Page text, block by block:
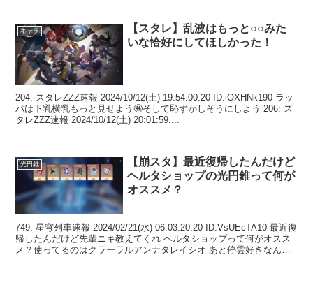
キャラ
【スタレ】乱波はもっと○○みた
いな恰好にしてほしかった！
204: スタレZZZ速報 2024/10/12(土) 19:54:00.20 ID:iOXHNk190 ラッ
パは下乳横乳もっと見せよう🤩そして恥ずかしそうにしよう 206: ス
タレZZZ速報 2024/10/12(土) 20:01:59....
光円錐
【崩スタ】最近復帰したんだけど
ヘルタショップの光円錐って何が
オススメ？
749: 星穹列車速報 2024/02/21(水) 06:03:20.20 ID:VsUEcTA10 最近復
帰したんだけど先輩ニキ教えてくれ ヘルタショップって何がオスス
メ？使ってるのはクラーラルアンナタレイシオ あと停雲好きなんだ